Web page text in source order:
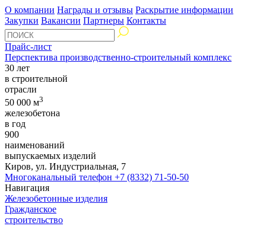
О компании Награды и отзывы Раскрытие информации
Закупки Вакансии Партнеры Контакты
Прайс-лист
Перспектива производственно-строительный комплекс
30 лет
в строительной
отрасли
50 000 м3
железобетона
в год
900
наименований
выпускаемых изделий
Киров, ул. Индустриальная, 7
Многоканальный телефон +7 (8332) 71-50-50
Навигация
Железобетонные изделия
Гражданское
строительство